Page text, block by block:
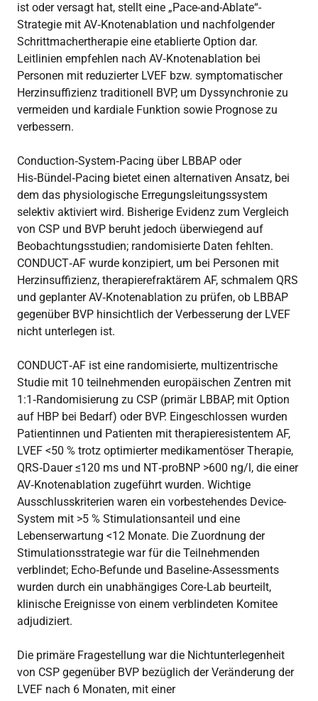
ist oder versagt hat, stellt eine „Pace-and-Ablate“-
Strategie mit AV‑Knotenablation und nachfolgender
Schrittmachertherapie eine etablierte Option dar.
Leitlinien empfehlen nach AV‑Knotenablation bei
Personen mit reduzierter LVEF bzw. symptomatischer
Herzinsuffizienz traditionell BVP, um Dyssynchronie zu
vermeiden und kardiale Funktion sowie Prognose zu
verbessern.
Conduction‑System‑Pacing über LBBAP oder
His‑Bündel‑Pacing bietet einen alternativen Ansatz, bei
dem das physiologische Erregungsleitungssystem
selektiv aktiviert wird. Bisherige Evidenz zum Vergleich
von CSP und BVP beruht jedoch überwiegend auf
Beobachtungsstudien; randomisierte Daten fehlten.
CONDUCT‑AF wurde konzipiert, um bei Personen mit
Herzinsuffizienz, therapierefraktärem AF, schmalem QRS
und geplanter AV‑Knotenablation zu prüfen, ob LBBAP
gegenüber BVP hinsichtlich der Verbesserung der LVEF
nicht unterlegen ist.
CONDUCT‑AF ist eine randomisierte, multizentrische
Studie mit 10 teilnehmenden europäischen Zentren mit
1:1‑Randomisierung zu CSP (primär LBBAP, mit Option
auf HBP bei Bedarf) oder BVP. Eingeschlossen wurden
Patientinnen und Patienten mit therapieresistentem AF,
LVEF <50 % trotz optimierter medikamentöser Therapie,
QRS‑Dauer ≤120 ms und NT‑proBNP >600 ng/l, die einer
AV‑Knotenablation zugeführt wurden. Wichtige
Ausschlusskriterien waren ein vorbestehendes Device-
System mit >5 % Stimulationsanteil und eine
Lebenserwartung <12 Monate. Die Zuordnung der
Stimulationsstrategie war für die Teilnehmenden
verblindet; Echo‑Befunde und Baseline‑Assessments
wurden durch ein unabhängiges Core‑Lab beurteilt,
klinische Ereignisse von einem verblindeten Komitee
adjudiziert.
Die primäre Fragestellung war die Nichtunterlegenheit
von CSP gegenüber BVP bezüglich der Veränderung der
LVEF nach 6 Monaten, mit einer